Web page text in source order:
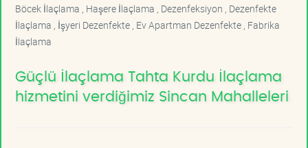
Böcek İlaçlama , Haşere İlaçlama , Dezenfeksiyon , Dezenfekte
İlaçlama , İşyeri Dezenfekte , Ev Apartman Dezenfekte , Fabrika
İlaçlama
Güçlü İlaçlama Tahta Kurdu İlaçlama
hizmetini verdiğimiz Sincan Mahalleleri